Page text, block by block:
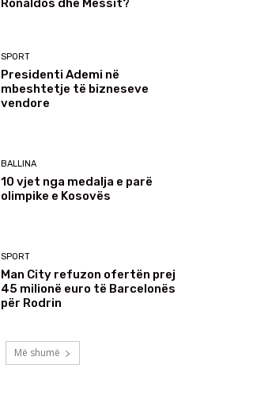
SPORT
Presidenti Ademi në
mbeshtetje të bizneseve
vendore
BALLINA
10 vjet nga medalja e parë
olimpike e Kosovës
SPORT
Man City refuzon ofertën prej
45 milionë euro të Barcelonës
për Rodrin
Më shumë